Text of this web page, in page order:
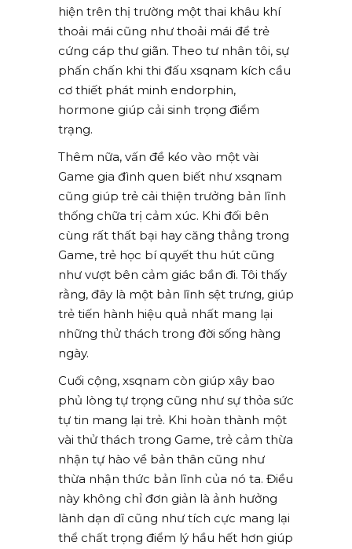
hiện trên thị trường một thai khâu khí
thoải mái cũng như thoải mái để trẻ
cứng cáp thư giãn. Theo tư nhân tôi, sự
phấn chấn khi thi đấu xsqnam kích cầu
cơ thiết phát minh endorphin,
hormone giúp cải sinh trọng điểm
trạng.
Thêm nữa, vấn đề kéo vào một vài
Game gia đình quen biết như xsqnam
cũng giúp trẻ cải thiện trưởng bản lĩnh
thống chữa trị cảm xúc. Khi đối bên
cùng rất thất bại hay căng thẳng trong
Game, trẻ học bí quyết thu hút cũng
như vượt bên cảm giác bần đi. Tôi thấy
rằng, đây là một bản lĩnh sệt trưng, giúp
trẻ tiến hành hiệu quả nhất mang lại
những thử thách trong đời sống hàng
ngày.
Cuối cộng, xsqnam còn giúp xây bao
phủ lòng tự trọng cũng như sự thỏa sức
tự tin mang lại trẻ. Khi hoàn thành một
vài thử thách trong Game, trẻ cảm thừa
nhận tự hào về bản thân cũng như
thừa nhận thức bản lĩnh của nó ta. Điều
này không chỉ đơn giản là ảnh hưởng
lành dạn dĩ cũng như tích cực mang lại
thể chất trọng điểm lý hầu hết hơn giúp